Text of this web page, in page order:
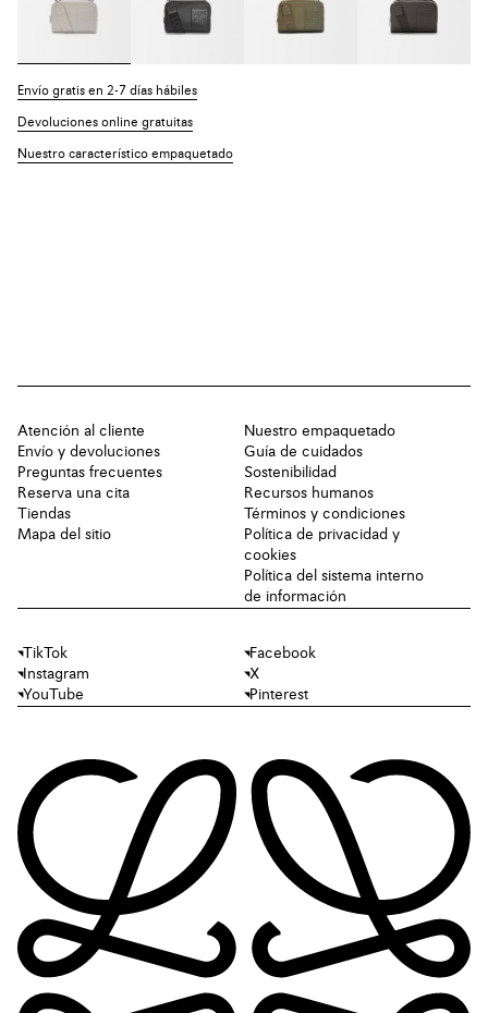
Envío gratis en 2-7 días hábiles
Devoluciones online gratuitas
Nuestro característico empaquetado
Atención al cliente
Envío y devoluciones
Preguntas frecuentes
Reserva una cita
Tiendas
Mapa del sitio
Nuestro empaquetado
Guía de cuidados
Sostenibilidad
Recursos humanos
Términos y condiciones
Política de privacidad y
cookies
Política del sistema interno
de información
TikTok
Facebook
Instagram
X
YouTube
Pinterest